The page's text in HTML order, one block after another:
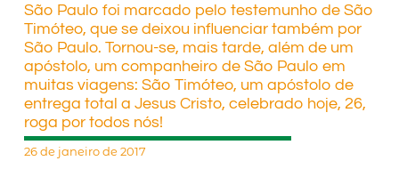
São Paulo foi marcado pelo testemunho de São
Timóteo, que se deixou influenciar também por
São Paulo. Tornou-se, mais tarde, além de um
apóstolo, um companheiro de São Paulo em
muitas viagens: São Timóteo, um apóstolo de
entrega total a Jesus Cristo, celebrado hoje, 26,
roga por todos nós!
26 de janeiro de 2017